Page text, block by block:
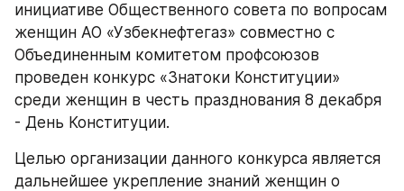
инициативе Общественного совета по вопросам
женщин АО «Узбекнефтегаз» совместно с
Объединенным комитетом профсоюзов
проведен конкурс «Знатоки Конституции»
среди женщин в честь празднования 8 декабря
- День Конституции.
Целью организации данного конкурса является
дальнейшее укрепление знаний женщин о